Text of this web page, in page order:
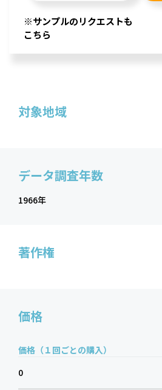
※サンプルのリクエストも
こちら
対象地域
データ調査年数
1966年
著作権
価格
価格（１回ごとの購入）
0